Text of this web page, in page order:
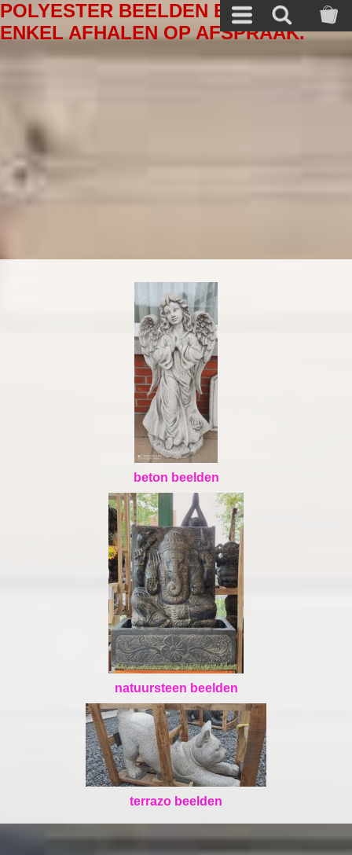
POLYESTER BEELDEN EN ANDERE
ENKEL AFHALEN OP AFSPRAAK.
beton beelden
natuursteen beelden
terrazo beelden